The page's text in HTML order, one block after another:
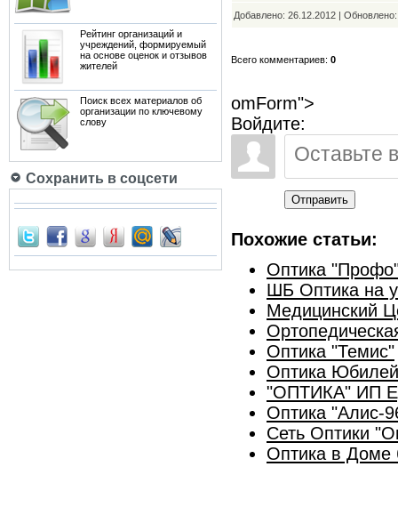
Рейтинг организаций и
учреждений, формируемый
на основе оценок и отзывов
жителей
Поиск всех материалов об
организации по ключевому
слову
Сохранить в соцсети
Добавлено: 26.12.2012 |
Всего комментариев: 0
omForm">
Войдите:
Отправить
Похожие статьи:
Оптика
ШБ Оптика на
Медицинский
Оптика "Темис"
Оптика
"ОПТИКА" ИП
Оптика "Алис-
Сеть Оптики
Оптика в Доме